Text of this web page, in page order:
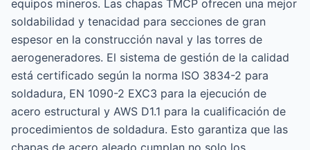
equipos mineros. Las chapas TMCP ofrecen una mejor
soldabilidad y tenacidad para secciones de gran
espesor en la construcción naval y las torres de
aerogeneradores. El sistema de gestión de la calidad
está certificado según la norma ISO 3834-2 para
soldadura, EN 1090-2 EXC3 para la ejecución de
acero estructural y AWS D1.1 para la cualificación de
procedimientos de soldadura. Esto garantiza que las
chapas de acero aleado cumplan no solo los